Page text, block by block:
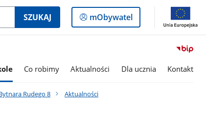
SZUKAJ
Logowanie
do
mObywatel
Co robimy Aktualności Dla ucznia Kontakt
Rudego 8
Aktualności